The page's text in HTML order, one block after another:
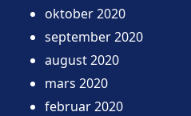
oktober 2020
september 2020
august 2020
mars 2020
februar 2020